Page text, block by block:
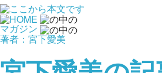
マガジン
著者：宮下愛美